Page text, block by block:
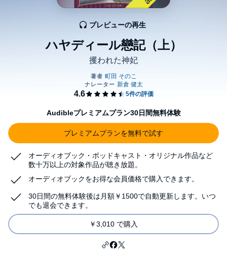
ハヤディール戀記（上）
攫われた神妃
プレビューの再生
Audibleプレミアムプラン30日間無料体験
プレミアムプランを無料で試す
オーディオブック・ポッドキャスト・オリジナル作品など
数十万以上の対象作品が聴き放題。
オーディオブックをお得な会員価格で購入できます。
30日間の無料体験後は月額￥1500で自動更新します。いつ
でも退会できます。
￥3,010 で購入